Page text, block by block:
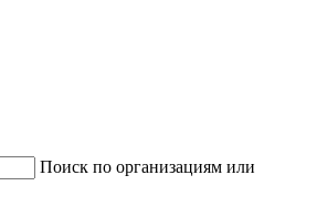
Поиск по организациям или